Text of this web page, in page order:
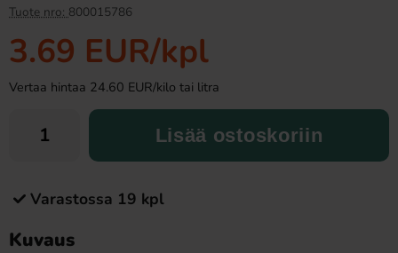
Tuote nro: 800015786
3.69 EUR/kpl
Vertaa hintaa 24.60 EUR/kilo tai litra
Lisää ostoskoriin
Varastossa 19 kpl
Kuvaus